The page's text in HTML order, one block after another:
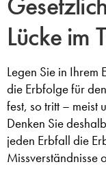
Lücke im
Legen Sie in Ihrem
die Erbfolge für
fest, so tritt – meist
Denken Sie
jeden Erbfall die
Missverständnisse